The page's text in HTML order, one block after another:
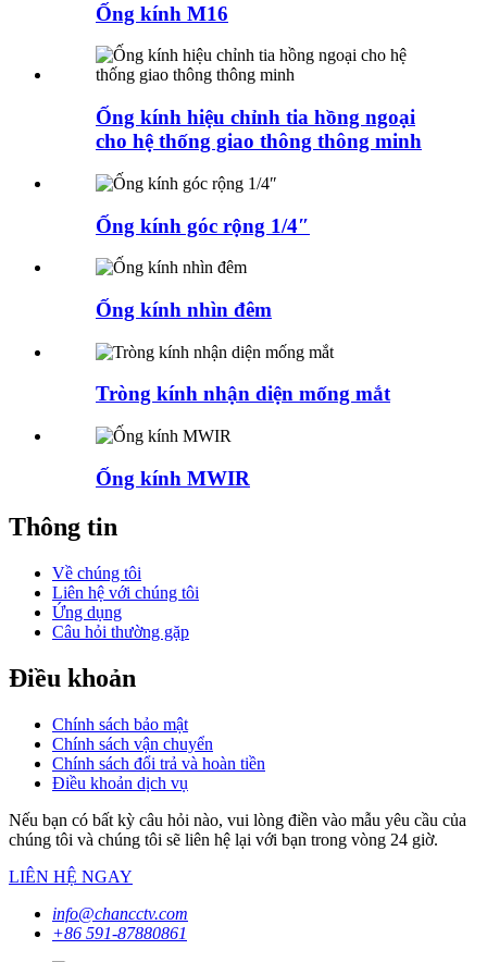
Ống kính M16
Ống kính hiệu chỉnh tia hồng ngoại
cho hệ thống giao thông thông minh
Ống kính góc rộng 1/4″
Ống kính nhìn đêm
Tròng kính nhận diện mống mắt
Ống kính MWIR
Thông tin
Về chúng tôi
Liên hệ với chúng tôi
Ứng dụng
Câu hỏi thường gặp
Điều khoản
Chính sách bảo mật
Chính sách vận chuyển
Chính sách đổi trả và hoàn tiền
Điều khoản dịch vụ
Nếu bạn có bất kỳ câu hỏi nào, vui lòng điền vào mẫu yêu cầu của
chúng tôi và chúng tôi sẽ liên hệ lại với bạn trong vòng 24 giờ.
LIÊN HỆ NGAY
info@chancctv.com
+86 591-87880861